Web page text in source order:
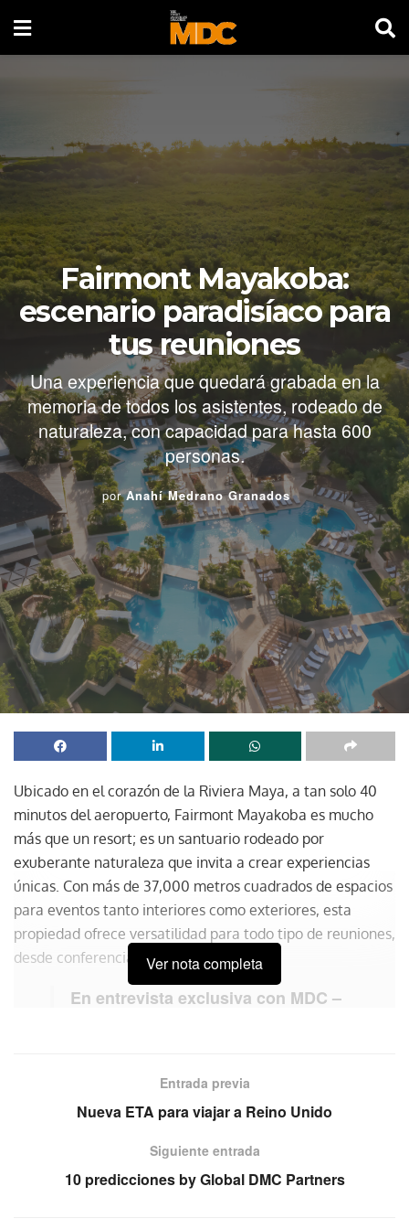
Fairmont Mayakoba:
escenario paradisíaco para
tus reuniones
Una experiencia que quedará grabada en la
memoria de todos los asistentes, rodeado de
naturaleza, con capacidad para hasta 600
personas.
por Anahí Medrano Granados
Ubicado en el corazón de la Riviera Maya, a tan solo 40
minutos del aeropuerto, Fairmont Mayakoba es mucho
más que un resort; es un santuario rodeado por
exuberante naturaleza que invita a crear experiencias
únicas. Con más de 37,000 metros cuadrados de espacios
para eventos tanto interiores como exteriores, esta
propiedad ofrece versatilidad para todo tipo de reuniones,
desde conferencias hasta cenas de gala.
En entrevista exclusiva con MDC –
compartió que: «Fairmont Mayakoba
es un lugar excepcional, con más de
400 habitaciones y un equipo
dedicado a crear experiencias
personalizadas. Para incentivos o
Ver nota completa
Entrada previa
Nueva ETA para viajar a Reino Unido
Siguiente entrada
10 predicciones by Global DMC Partners